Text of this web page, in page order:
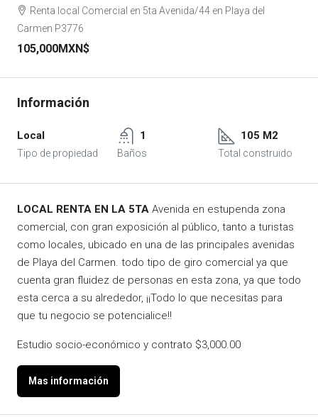
Renta local Comercial en 5ta Avenida/44 en Playa del
Carmen P3776
105,000MXN$
Local 1 105 M2
LOCAL RENTA EN LA 5TA Avenida en estupenda zona
comercial, con gran exposición al público, tanto a turistas
como locales, ubicado en una de las principales avenidas
de Playa del Carmen. todo tipo de giro comercial ya que
cuenta gran fluidez de personas en esta zona, ya que todo
esta cerca a su alrededor, ¡¡Todo lo que necesitas para
que tu negocio se potencialice!!
Estudio socio-económico y contrato $3,000.00